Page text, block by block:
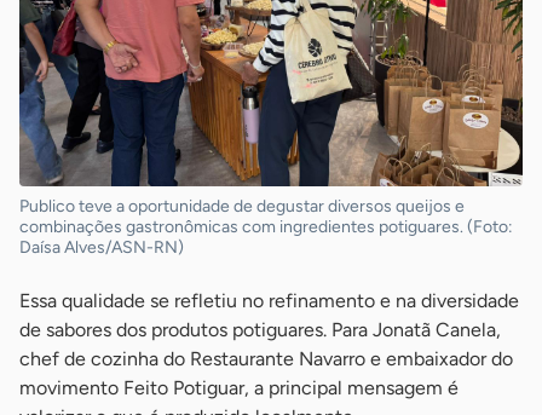
Publico teve a oportunidade de degustar diversos queijos e
combinações gastronômicas com ingredientes potiguares. (Foto:
Daísa Alves/ASN-RN)
Essa qualidade se refletiu no refinamento e na diversidade
de sabores dos produtos potiguares. Para Jonatã Canela,
chef de cozinha do Restaurante Navarro e embaixador do
movimento Feito Potiguar, a principal mensagem é